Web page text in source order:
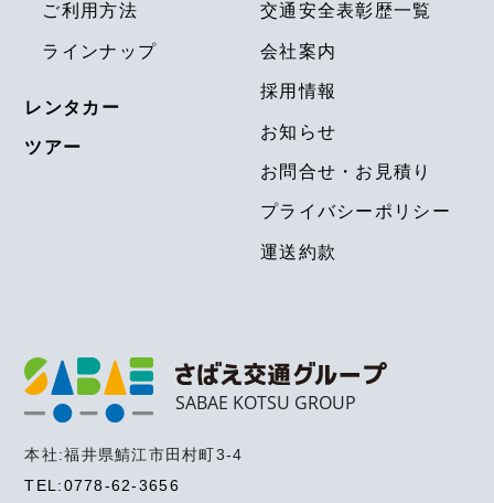
ご利用方法
ラインナップ
レンタカー
ツアー
交通安全表彰歴一覧
会社案内
採用情報
お知らせ
お問合せ・お見積り
プライバシーポリシー
運送約款
SABAE KOTSU GROUP
本社:福井県鯖江市田村町3-4
TEL:0778-62-3656